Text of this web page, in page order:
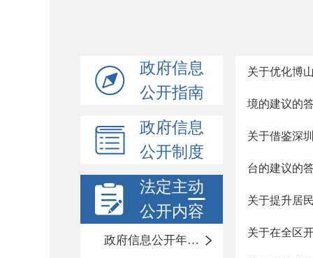
政府信息
公开指南
政府信息
公开制度
法定主动
公开内容
政府信息公开年度报告
关于优化博
境的建议的
关于借鉴深
台的建议的
关于提升居
关于在全区